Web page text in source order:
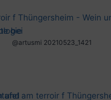
@artusmi 20210523_1421